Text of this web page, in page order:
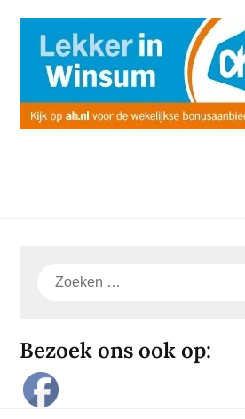
Zoeken
Bezoek ons ook op: